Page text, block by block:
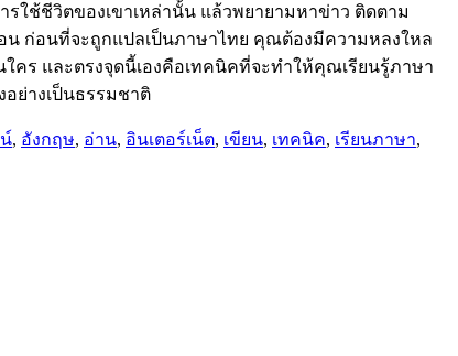
ใช้ชีวิตของเขาเหล่านั้น แล้วพยายามหาข่าว ติดตาม
ก่อนที่จะถูกแปลเป็นภาษาไทย คุณต้องมีความหลงใหล
คร และตรงจุดนี้เองคือเทคนิคที่จะทำให้คุณเรียนรู้ภาษา
ย่างเป็นธรรมชาติ
, อังกฤษ, อ่าน, อินเตอร์เน็ต, เขียน, เทคนิค, เรียนภาษา,